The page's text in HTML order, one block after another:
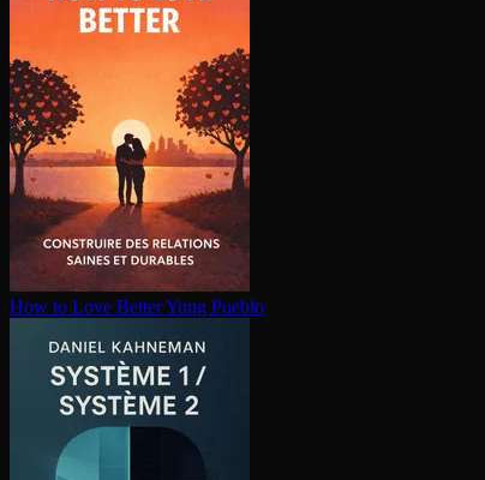
How to Love BetterYung Pueblo